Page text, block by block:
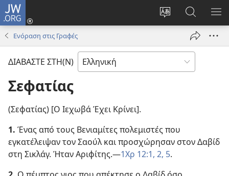
JW.ORG
Αλλαγή
γλώσσας
ιστότοπου
Σύνδεση
(ανοίγει
παράθυρο)
στο
JW.ORG
Ενόραση στις Γραφές
ΔΙΑΒΑΣΤΕ ΣΤΗ(Ν)
Σεφατίας
(Σεφατίας) [Ο Ιεχωβά Έχει Κρίνει].
1. Ένας από τους Βενιαμίτες πολεμιστές που
εγκατέλειψαν τον Σαούλ και προσχώρησαν στον Δαβίδ
στη Σικλάγ. Ήταν Αριφίτης.—1Χρ 12:1, 2, 5.